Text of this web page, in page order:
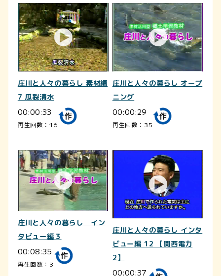
庄川と人々の暮らし 素材編
7 瓜裂清水
00:00:33
再生回数：16
庄川と人々の暮らし オープ
ニング
00:00:29
再生回数：35
庄川と人々の暮らし イン
タビュー編３
00:08:35
再生回数：3
庄川と人々の暮らし インタ
ビュー編 12 【関西電力
2】
00:00:37